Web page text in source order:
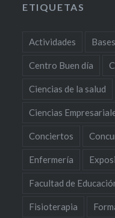
ETIQUETAS
Actividades
Centro Buen día
Ciencias de la salud
Ciencias
Conciertos
Enfermería
Facultad de
Fisioterapia